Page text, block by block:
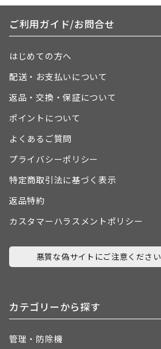
ご利用ガイド/お問合せ
はじめての方へ
配送・お支払いについて
返品・交換・保証について
ポイントについて
よくあるご質問
プライバシーポリシー
特定商取引法に基づく表示
返品特約
カスタマーハラスメントポリシー
悪質な偽サイトにご注意ください
カテゴリーから探す
管理・防除機